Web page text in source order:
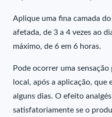
Aplique uma fina camada
afetada, de 3 a 4 vezes ao
máximo, de 6 em 6 horas.
Pode ocorrer uma
local, após a aplicação, que
alguns dias. O efeito
satisfatoriamente se o